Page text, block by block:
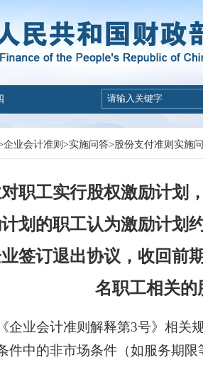
企业会计准则 >实施问答>股份支付准则实施
职工实行股权激励计划
划的职工认为激励计划
签订退出协议，收回前
名职工相关的
业会计准则解释第3号》相关
件中的非市场条件（如服务期